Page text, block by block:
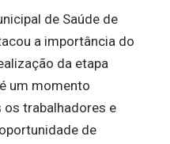
de Saúde de
a importância do
da etapa
um momento
trabalhadores e
de